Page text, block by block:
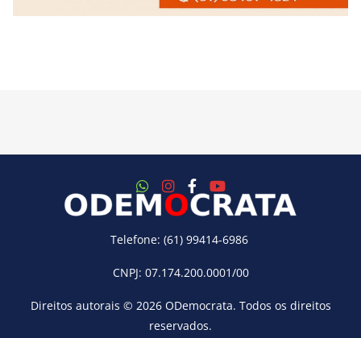
Telefone: (61) 99414-6986
CNPJ: 07.174.200.0001/00
Direitos autorais © 2026 ODemocrata. Todos os direitos
reservados.